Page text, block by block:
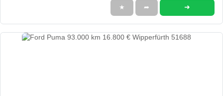
★ ➦ ➜